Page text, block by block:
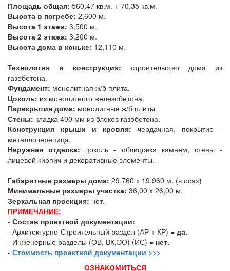
Площадь общая: 560,47 кв.м. + 70,35 кв.м.
Высота в погребе: 2,600 м.
Высота 1 этажа: 3,500 м.
Высота 2 этажа: 3,200 м.
Высота дома в коньке: 12,110 м.
Технология и конструкция: строительство дома из
газобетона.
Фундамент: монолитная ж/б плита.
Цоколь: из монолитного железобетона.
Перекрытия дома: монолитные ж/б плиты.
Стены: кладка 400 мм из блоков газобетона.
Конструкция крыши и кровля: чердачная, покрытие -
металлочерепица.
Наружная отделка: цоколь - облицовка камнем, стены -
лицевой кирпич и декоративные элементы.
Габаритные размеры дома: 29,760 х 19,960 м. (в осях)
Минимальные размеры участка: 36,00 x 26,00 м.
Зеркальная проекция: нет.
ПРИМЕЧАНИЕ:
- Состав проектной документации:
- Архитектурно-Строительный раздел (АР + КР) = да.
- Инженерные разделы (ОВ, ВК,ЭО) (ИС) = нет.
- Стоимость проектной документации >>>
ОЗНАКОМИТЬСЯ